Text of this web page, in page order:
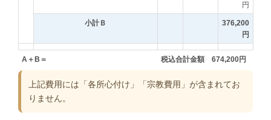
円
小計Ｂ
376,200
円
A＋B＝ 税込合計金額 674,200円
上記費用には「各所心付け」「宗教費用」が含まれてお
りません。